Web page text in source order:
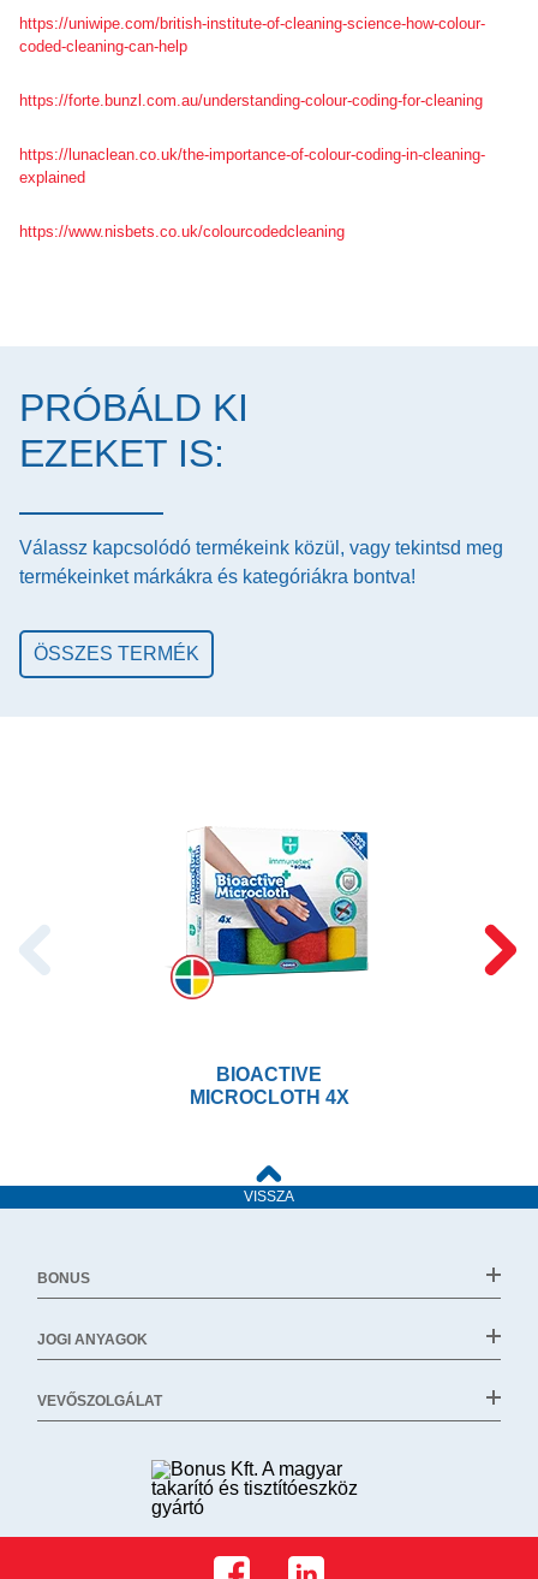
https://uniwipe.com/british-institute-of-cleaning-science-how-colour-
coded-cleaning-can-help
https://forte.bunzl.com.au/understanding-colour-coding-for-cleaning
https://lunaclean.co.uk/the-importance-of-colour-coding-in-cleaning-
explained
https://www.nisbets.co.uk/colourcodedcleaning
PRÓBÁLD KI
EZEKET IS:
Válassz kapcsolódó termékeink közül, vagy tekintsd meg
termékeinket márkákra és kategóriákra bontva!
ÖSSZES TERMÉK
BIOACTIVE
MICROCLOTH 4X
VISSZA
BONUS
JOGI ANYAGOK
VEVŐSZOLGÁLAT